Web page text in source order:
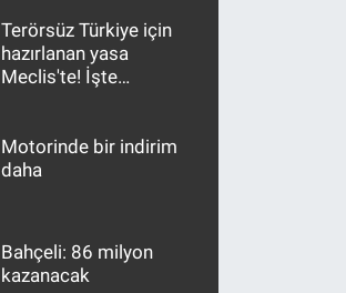
Terörsüz Türkiye için
hazırlanan yasa
Meclis'te! İşte
Motorinde bir indirim
daha
Bahçeli: 86 milyon
kazanacak